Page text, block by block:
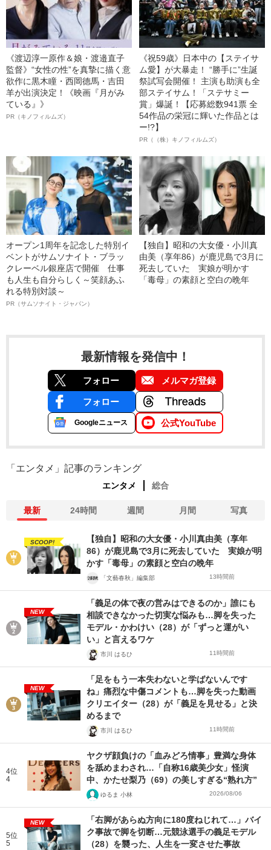
《渡辺淳一原作＆娘・渡邉直子
監督》“女性の性”を真摯に描く意
欲作に黒木瞳・西岡德馬・吉田
羊が出演決定！《映画『月がみ
ている』》
PR（キノフィルムズ）
《祝59歳》日本中の【ステイサ
ム愛】が大暴走！ “勝手に”生誕
祭試写会開催！ 主演も助演も全
部ステイサム！「ステサミー
賞」爆誕！【応募総数941票 全
54作品の栄冠に輝いた作品とは
ー!?】
PR（（株）キノフィルムズ）
オープン1周年を記念した特別イ
ベントがサムソナイト・ブラッ
クレーベル銀座店で開催 仕事
も人生も自分らしく～笑顔あふ
れる特別対談～
PR（サムソナイト・ジャパン）
【独自】昭和の大女優・小川真
由美（享年86）が鹿児島で3月に
死去していた 実娘が明かす
「毒母」の素顔と空白の晩年
最新情報を発信中！
フォロー メルマガ登録
フォロー
Googleニュース 公式YouTube
「エンタメ」記事のランキング
エンタメ 総合
最新 24時間 週間 月間 写真
SCOOP!
【独自】昭和の大女優・小川真由美（享年
86）が鹿児島で3月に死去していた 実娘が明
かす「毒母」の素顔と空白の晩年
「文藝春秋」編集部 13時間前
NEW
「義足の体で夜の営みはできるのか」誰にも
相談できなかった切実な悩みも…脚を失った
モデル・かわけい（28）が「ずっと運がい
い」と言えるワケ
市川 はるひ 11時間前
NEW
「足をもう一本失わないと学ばないんです
ね」痛烈な中傷コメントも…脚を失った動画
クリエイター（28）が「義足を見せる」と決
めるまで
市川 はるひ 11時間前
4位
4
ヤクザ顔負けの「血みどろ情事」豊満な身体
を舐めまわされ…「自称16歳美少女」怪演
中、かたせ梨乃（69）の美しすぎる“熟れ方”
ゆるま 小林 2026/08/06
5位
5
NEW
「右脚があらぬ方向に180度ねじれて…」バイ
ク事故で脚を切断…元競泳選手の義足モデル
（28）を襲った、人生を一変させた事故